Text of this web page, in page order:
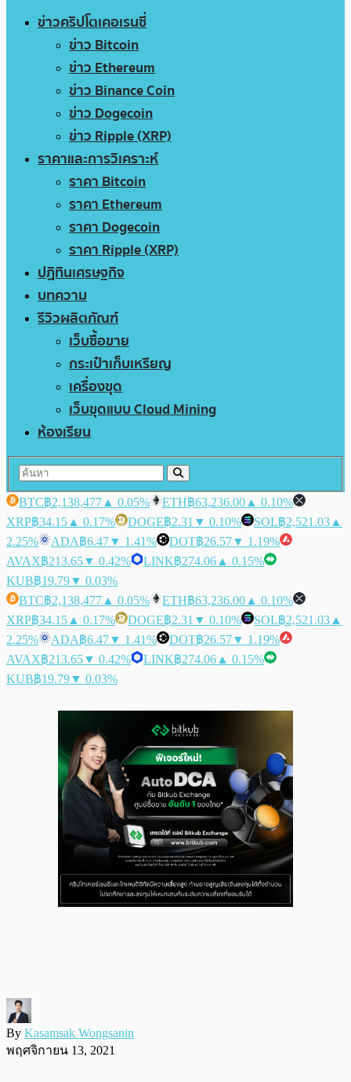
ข่าวคริปโตเคอเรนซี่
ข่าว Bitcoin
ข่าว Ethereum
ข่าว Binance Coin
ข่าว Dogecoin
ข่าว Ripple (XRP)
ราคาและการวิเคราะห์
ราคา Bitcoin
ราคา Ethereum
ราคา Dogecoin
ราคา Ripple (XRP)
ปฏิทินเศรษฐกิจ
บทความ
รีวิวผลิตภัณฑ์
เว็บซื้อขาย
กระเป๋าเก็บเหรียญ
เครื่องขุด
เว็บขุดแบบ Cloud Mining
ห้องเรียน
BTC฿2,138,477 ▲ 0.05% ETH฿63,236.00 ▲ 0.10%
XRP฿34.15 ▲ 0.17% DOGE฿2.31 ▼ 0.10% SOL฿2,521.03 ▲
2.25%
ADA฿6.47▼ 1.41% DOT฿26.57▼ 1.19%
AVAX฿213.65▼ 0.42% LINK฿274.06 ▲ 0.15%
KUB฿19.79▼ 0.03%
BTC฿2,138,477 ▲ 0.05% ETH฿63,236.00 ▲ 0.10%
XRP฿34.15 ▲ 0.17% DOGE฿2.31 ▼ 0.10% SOL฿2,521.03 ▲
2.25%
ADA฿6.47▼ 1.41% DOT฿26.57▼ 1.19%
AVAX฿213.65▼ 0.42% LINK฿274.06 ▲ 0.15%
KUB฿19.79▼ 0.03%
By Kasamsak Wongsanin
พฤศจิกายน 13, 2021